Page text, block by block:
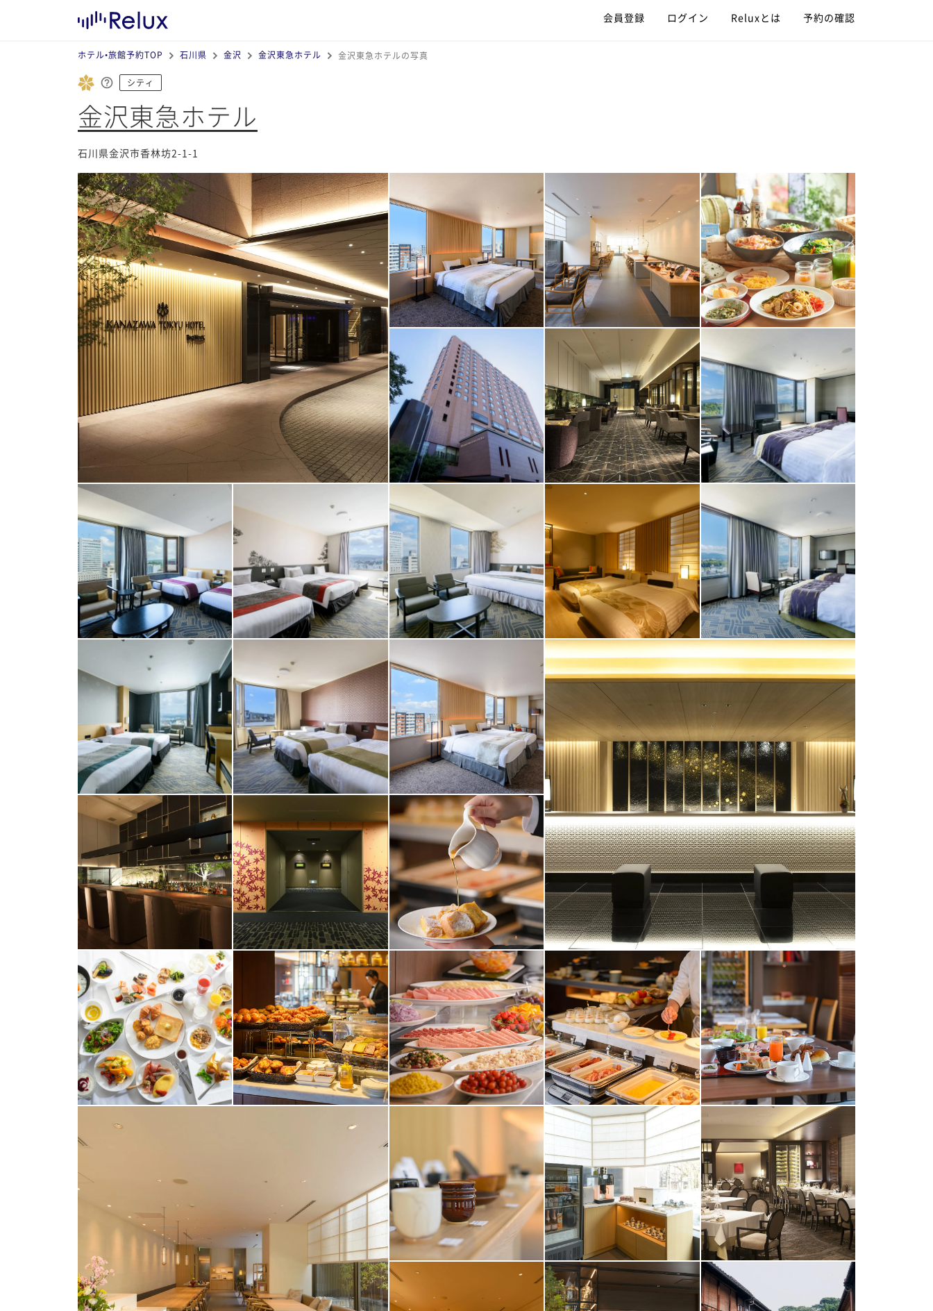
会員登録 ログイン Reluxとは 予約の確認
ホテル•旅館予約TOP 石川県 金沢 金沢東急ホテル 金沢東急ホテルの写真
シティ
金沢東急ホテル
石川県金沢市香林坊2-1-1